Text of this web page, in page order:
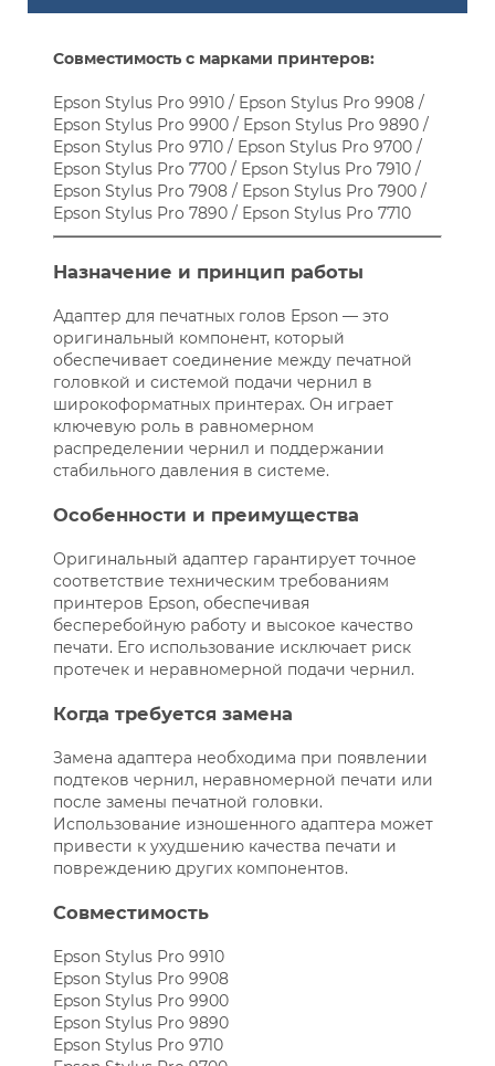
Совместимость с марками принтеров:
Epson Stylus Pro 9910 / Epson Stylus Pro 9908 /
Epson Stylus Pro 9900 / Epson Stylus Pro 9890 /
Epson Stylus Pro 9710 / Epson Stylus Pro 9700 /
Epson Stylus Pro 7700 / Epson Stylus Pro 7910 /
Epson Stylus Pro 7908 / Epson Stylus Pro 7900 /
Epson Stylus Pro 7890 / Epson Stylus Pro 7710
Назначение и принцип работы
Адаптер для печатных голов Epson — это
оригинальный компонент, который
обеспечивает соединение между печатной
головкой и системой подачи чернил в
широкоформатных принтерах. Он играет
ключевую роль в равномерном
распределении чернил и поддержании
стабильного давления в системе.
Особенности и преимущества
Оригинальный адаптер гарантирует точное
соответствие техническим требованиям
принтеров Epson, обеспечивая
бесперебойную работу и высокое качество
печати. Его использование исключает риск
протечек и неравномерной подачи чернил.
Когда требуется замена
Замена адаптера необходима при появлении
подтеков чернил, неравномерной печати или
после замены печатной головки.
Использование изношенного адаптера может
привести к ухудшению качества печати и
повреждению других компонентов.
Совместимость
Epson Stylus Pro 9910
Epson Stylus Pro 9908
Epson Stylus Pro 9900
Epson Stylus Pro 9890
Epson Stylus Pro 9710